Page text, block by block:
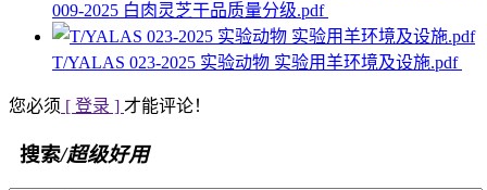
009-2025 白肉灵芝干品质量分级.pdf
T/YALAS 023-2025 实验动物 实验用羊环境及设施.pdf
您必须 [ 登录 ] 才能评论！
搜索/超级好用